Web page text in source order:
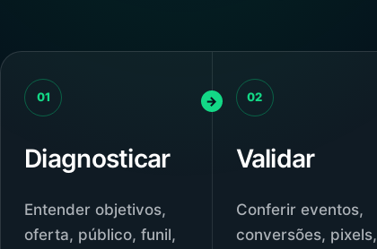
01
Diagnosticar
Entender objetivos,
oferta, público, funil,
02
Validar
Conferir eventos,
conversões, pixels,